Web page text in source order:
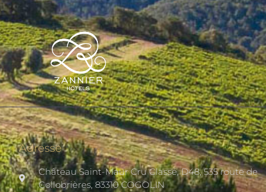
Adresse
Château Saint-Maur Cru Classé, D48, 535 route de
Collobrières, 83310 COGOLIN